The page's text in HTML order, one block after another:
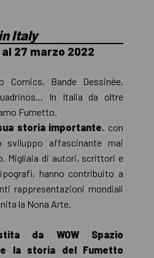
Italy
27 marzo 2022
Comics, Bande Dessinée,
In Italia da oltre
Fumetto.
storia importante, con
sviluppo affascinante mai
Migliaia di autori, scrittori e
hanno contribuito a
rappresentazioni mondiali
la Nona Arte.
da WOW Spazio
la storia del Fumetto